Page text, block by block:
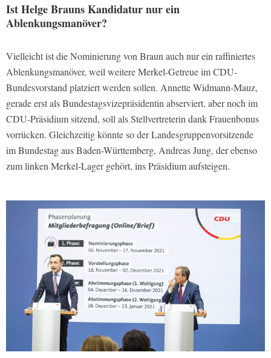
Ist Helge Brauns Kandidatur nur ein
Ablenkungsmanöver?
Vielleicht ist die Nominierung von Braun auch nur ein raffiniertes
Ablenkungsmanöver, weil weitere Merkel-Getreue im CDU-
Bundesvorstand platziert werden sollen. Annette Widmann-Mauz,
gerade erst als Bundestagsvizepräsidentin abserviert, aber noch im
CDU-Präsidium sitzend, soll als Stellvertreterin dank Frauenbonus
vorrücken. Gleichzeitig könnte so der Landesgruppenvorsitzende
im Bundestag aus Baden-Württemberg, Andreas Jung, der ebenso
zum linken Merkel-Lager gehört, ins Präsidium aufsteigen.